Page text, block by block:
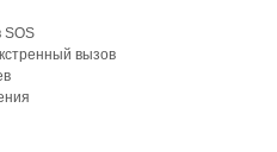
SOS
вызов